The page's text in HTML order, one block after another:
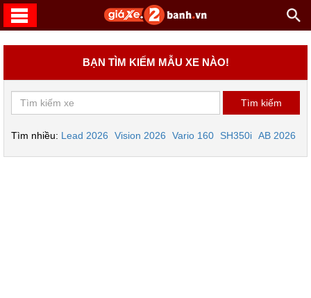
BẠN TÌM KIẾM MẪU XE NÀO!
Tìm nhiều: Lead 2026 Vision 2026 Vario 160 SH350i AB 2026